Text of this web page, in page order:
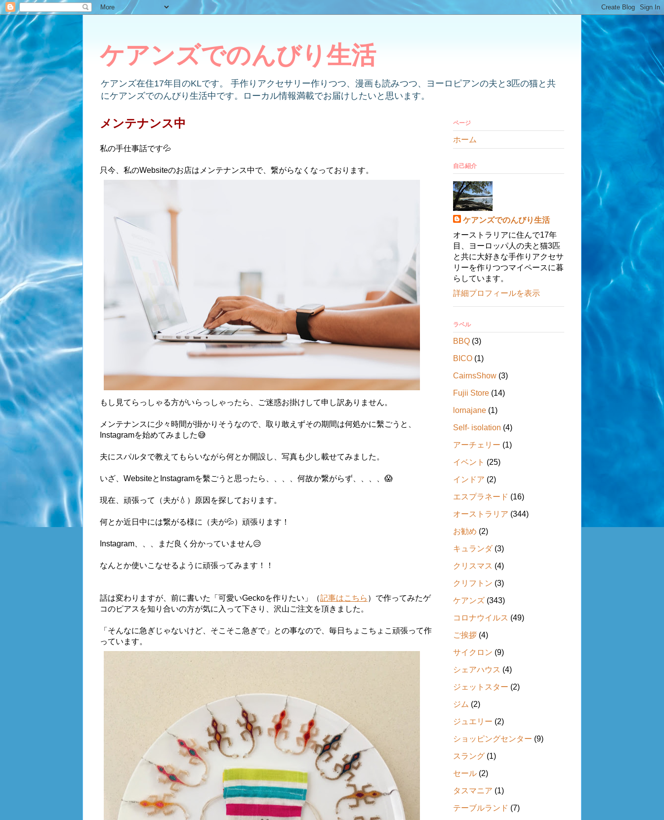
ケアンズでのんびり生活
ケアンズ在住17年目のKLです。 手作りアクセサリー作りつつ、漫画も読みつつ、ヨーロピアンの夫と3匹の猫と共
にケアンズでのんびり生活中です。ローカル情報満載でお届けしたいと思います。
メンテナンス中
私の手仕事話です💦
只今、私のWebsiteのお店はメンテナンス中で、繋がらなくなっております。
もし見てらっしゃる方がいらっしゃったら、ご迷惑お掛けして申し訳ありません。
メンテナンスに少々時間が掛かりそうなので、取り敢えずその期間は何処かに繫ごうと、
Instagramを始めてみました😅
夫にスパルタで教えてもらいながら何とか開設し、写真も少し載せてみました。
いざ、WebsiteとInstagramを繫ごうと思ったら、、、、何故か繋がらず、、、、😱
現在、頑張って（夫が💧）原因を探しております。
何とか近日中には繋がる様に（夫が💦）頑張ります！
Instagram、、、まだ良く分かっていません😥
なんとか使いこなせるように頑張ってみます！！
話は変わりますが、前に書いた「 可愛いGeckoを作りたい」（記事はこちら ）で作ってみたゲ
コのピアスを知り合いの方が気に入って下さり、沢山ご注文を頂きました。
「そんなに急ぎじゃないけど、そこそこ急ぎで」との事なので、毎日ちょこちょこ頑張って作
っています。
ページ
ホーム
自己紹介
ケアンズでのんびり生活
オーストラリアに住んで17年
目、ヨーロッパ人の夫と猫3匹
と共に大好きな手作りアクセサ
リーを作りつつマイペースに暮
らしています。
詳細プロフィールを表示
ラベル
BBQ (3)
BICO (1)
CairnsShow (3)
Fujii Store (14)
lornajane (1)
Self- isolation (4)
アーチェリー (1)
イベント (25)
インドア (2)
エスプラネード (16)
オーストラリア (344)
お勧め (2)
キュランダ (3)
クリスマス (4)
クリフトン (3)
ケアンズ (343)
コロナウイルス (49)
ご挨拶 (4)
サイクロン (9)
シェアハウス (4)
ジェットスター (2)
ジム (2)
ジュエリー (2)
ショッピングセンター (9)
スラング (1)
セール (2)
タスマニア (1)
テーブルランド (7)